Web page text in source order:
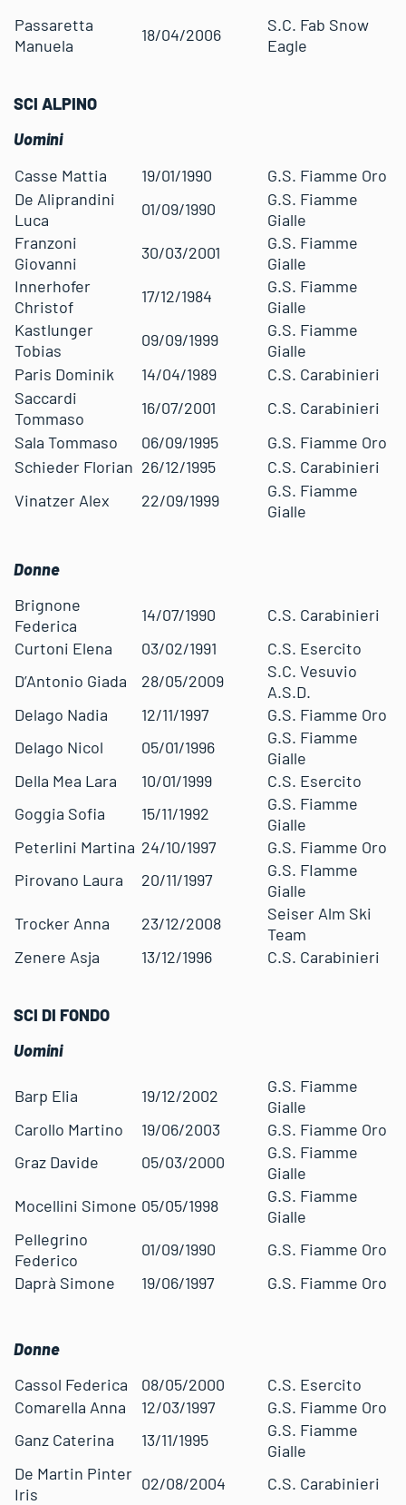
Passaretta
Manuela
18/04/2006
S.C. Fab Snow
Eagle
SCI ALPINO
Uomini
Casse Mattia
19/01/1990
G.S. Fiamme Oro
De Aliprandini
Luca
01/09/1990
G.S. Fiamme
Gialle
Franzoni
Giovanni
30/03/2001
G.S. Fiamme
Gialle
Innerhofer
Christof
17/12/1984
G.S. Fiamme
Gialle
Kastlunger
Tobias
09/09/1999
G.S. Fiamme
Gialle
Paris Dominik
14/04/1989
C.S. Carabinieri
Saccardi
Tommaso
16/07/2001
C.S. Carabinieri
Sala Tommaso
06/09/1995
G.S. Fiamme Oro
Schieder Florian 26/12/1995
C.S. Carabinieri
Vinatzer Alex
22/09/1999
G.S. Fiamme
Gialle
Donne
Brignone
Federica
14/07/1990
C.S. Carabinieri
Curtoni Elena
03/02/1991
C.S. Esercito
D’Antonio Giada
28/05/2009
S.C. Vesuvio
A.S.D.
Delago Nadia
12/11/1997
G.S. Fiamme Oro
Delago Nicol
05/01/1996
G.S. Fiamme
Gialle
Della Mea Lara
10/01/1999
C.S. Esercito
Goggia Sofia
15/11/1992
G.S. Fiamme
Gialle
Peterlini Martina 24/10/1997
G.S. Fiamme Oro
Pirovano Laura
20/11/1997
G.S. FIamme
Gialle
Trocker Anna
23/12/2008
Seiser Alm Ski
Team
Zenere Asja
13/12/1996 C.S. Carabinieri
SCI DI FONDO
Uomini
Barp Elia 19/12/2002
G.S. Fiamme
Gialle
Carollo Martino
19/06/2003
G.S. Fiamme Oro
Graz Davide
05/03/2000
G.S. Fiamme
Gialle
Mocellini Simone 05/05/1998
G.S. Fiamme
Gialle
Pellegrino
Federico
01/09/1990
G.S. Fiamme Oro
Daprà Simone
19/06/1997 G.S. Fiamme Oro
Donne
Cassol Federica
08/05/2000
C.S. Esercito
Comarella Anna
12/03/1997
G.S. Fiamme Oro
Ganz Caterina
13/11/1995
G.S. Fiamme
Gialle
De Martin Pinter
Iris
02/08/2004
C.S. Carabinieri